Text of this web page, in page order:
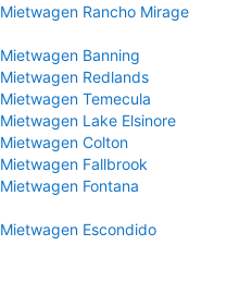
Mietwagen Rancho Mirage
Mietwagen Banning
Mietwagen Redlands
Mietwagen Temecula
Mietwagen Lake Elsinore
Mietwagen Colton
Mietwagen Fallbrook
Mietwagen Fontana
Mietwagen Escondido